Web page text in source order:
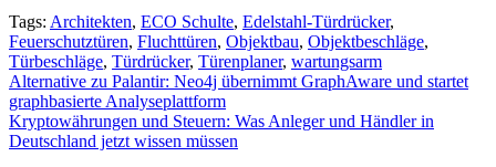
Tags: Architekten, ECO Schulte, Edelstahl-Türdrücker,
Feuerschutztüren, Fluchttüren, Objektbau, Objektbeschläge,
Türbeschläge, Türdrücker, Türenplaner, wartungsarm
Beitragsnavigation
Alternative zu Palantir: Neo4j übernimmt GraphAware und startet
graphbasierte Analyseplattform
Kryptowährungen und Steuern: Was Anleger und Händler in
Deutschland jetzt wissen müssen